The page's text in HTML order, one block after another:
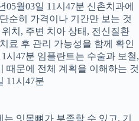
월03일 11시47분 신촌치과에
순히 가격이나 기간만 보는 것
치, 주변 치아 상태, 전신질환
료 후 관리 가능성을 함께 확인
시47분 임플란트는 수술과 보철,
때문에 전체 계획을 이해하는 것
11시47분
잇몸뼈가 부족할 수 있고, 기